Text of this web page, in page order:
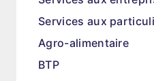
Services aux
Agro-alimentaire
BTP